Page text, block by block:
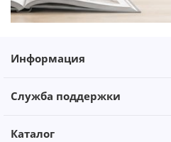
Информация
Служба поддержки
Каталог